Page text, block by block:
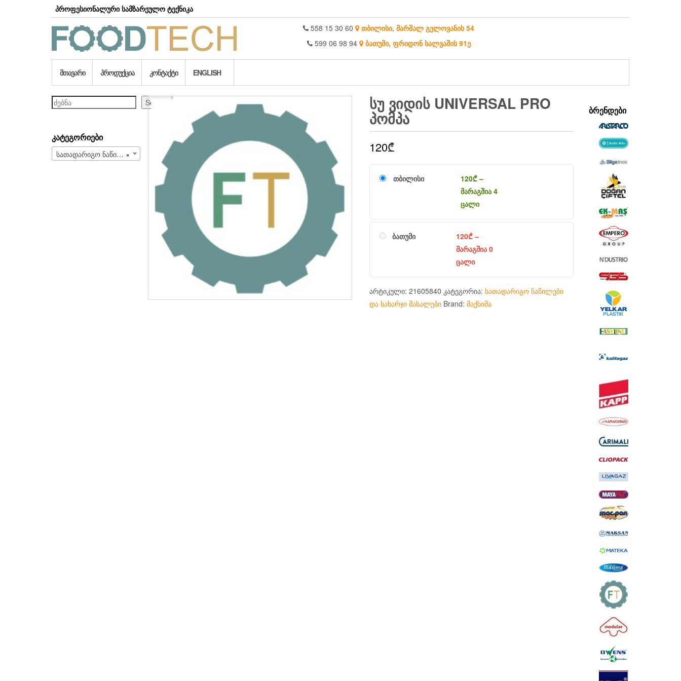
პროფესიონალური სამზარეულო ტექნიკა
558 15 30 60
თბილისი, მარშალ გელოვანის 54
599 06 98 94
ბათუმი, ფრიდონ ხალვაშის 91ე
ᲛᲗᲐᲕᲐᲠᲘ ᲞᲠᲝᲓᲣᲥᲪᲘᲐ ᲙᲝᲜᲢᲐᲥᲢᲘ ENGLISH
ძებნა Search
ᲙᲐᲢᲔᲒᲝᲠᲘᲔᲑᲘ
×
სათადარიგო ნაწილები და სახარჯი მასალები (708)
ᲡᲣ ᲕᲘᲓᲘᲡ UNIVERSAL PRO
ᲞᲝᲛᲞᲐ
120₾
თბილისი 120₾–
მარაგშია 4
ცალი
ბათუმი 120₾–
მარაგშია 0
ცალი
არტიკული: 21605840 კატეგორია: სათადარიგო ნაწილები
და სახარჯი მასალები Brand: მაქსიმა
ᲑᲠᲔᲜᲓᲔᲑᲘ